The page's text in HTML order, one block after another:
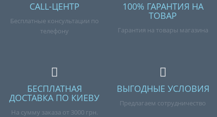
CALL-ЦЕНТР
Бесплатные консультации по
телефону
100% ГАРАНТИЯ НА
ТОВАР
Гарантия на товары магазина
БЕСПЛАТНАЯ
ДОСТАВКА ПО КИЕВУ
На сумму заказа от 3000 грн.
ВЫГОДНЫЕ УСЛОВИЯ
Предлагаем сотрудничество